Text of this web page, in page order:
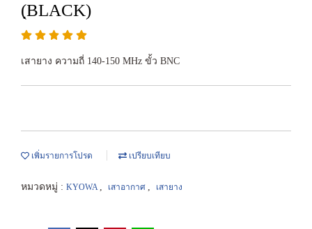
(ฺBLACK)
เสายาง ความถี่ 140-150 MHz ขั้ว BNC
เพิ่มรายการโปรด เปรียบเทียบ
หมวดหมู่ : KYOWA , เสาอากาศ , เสายาง